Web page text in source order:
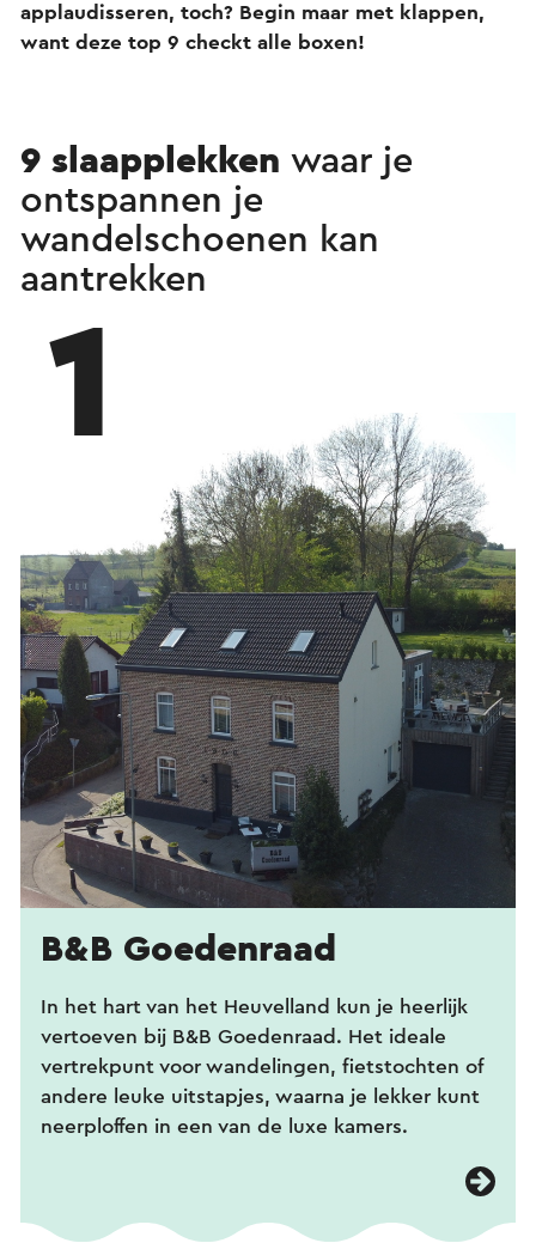
applaudisseren, toch? Begin maar met klappen,
want deze top 9 checkt alle boxen!
9 slaapplekken waar je
ontspannen je
wandelschoenen kan
aantrekken
1
B&B Goedenraad
In het hart van het Heuvelland kun je heerlijk
vertoeven bij B&B Goedenraad. Het ideale
vertrekpunt voor wandelingen, fietstochten of
andere leuke uitstapjes, waarna je lekker kunt
neerploffen in een van de luxe kamers.